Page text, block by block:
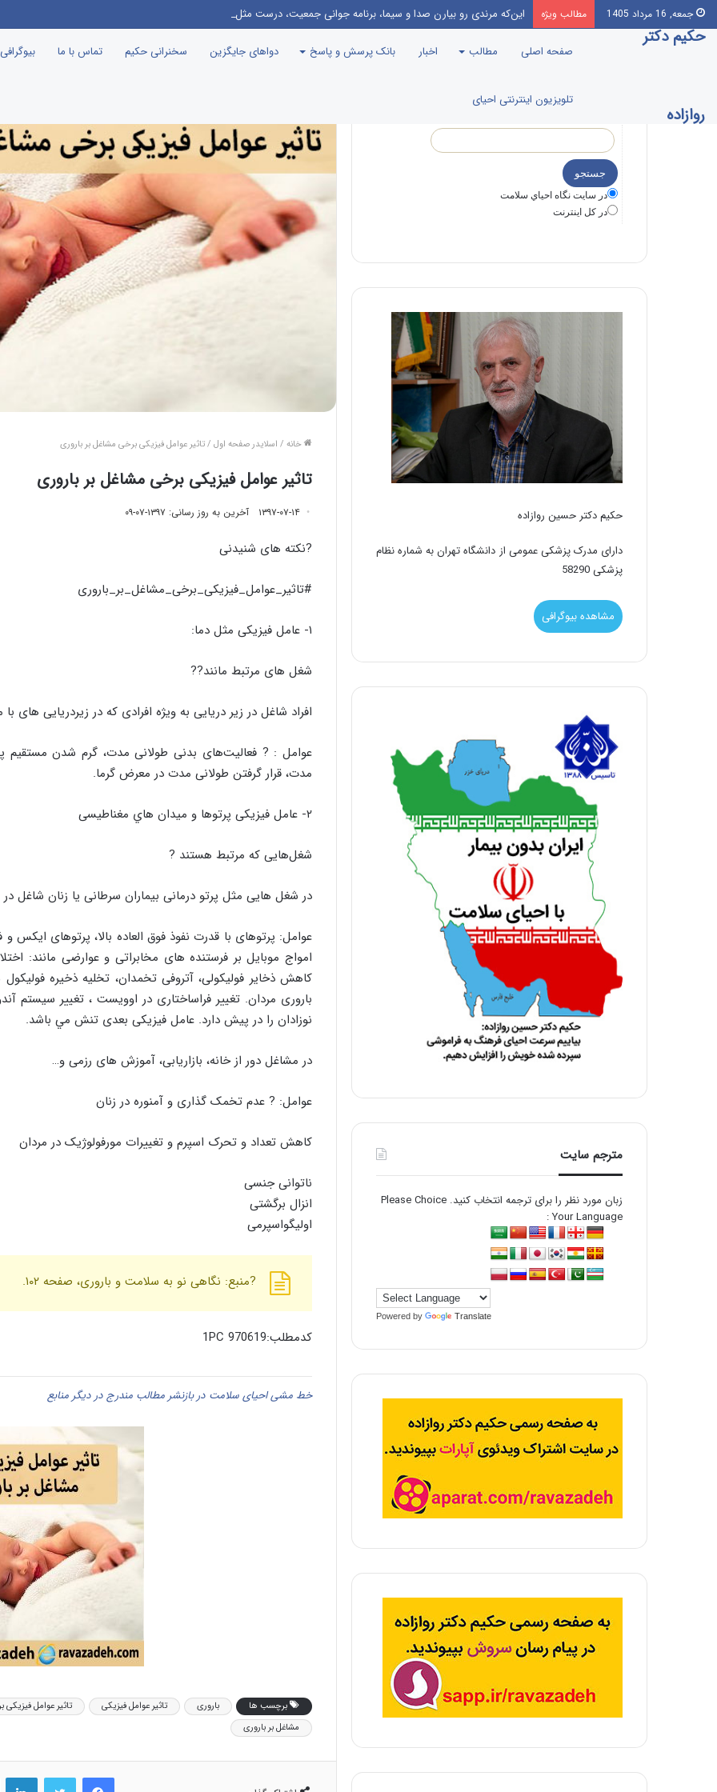
جمعه, 16 مرداد 1405 مطالب ویژه این‌که مرندی رو بیارن صدا‌ و سیما، برنامه جوانی جمعیت، درست مثل این می‌مونه که صدام رو دعوت کنن راهیان نور!
حکیم دکتر
روازاده
صفحه اصلی مطالب اخبار بانک پرسش و پاسخ دواهای جایگزین سخنرانی حکیم تماس با ما
تلویزیون اینترنتی احیای
خانه / اسلایدر صفحه اول /تاثیر عوامل فیزیکی برخی مشاغل بر باروری
تاثیر عوامل فیزیکی برخی مشاغل بر باروری
۱۳۹۷-۰۷-۱۴ آخرین به روز رسانی: ۱۳۹۷-۰۷-۰۹
?نکته های شنیدنی
#تاثیر_عوامل_فیزیکی_برخی_مشاغل_بر_باروری
١- عامل فیزیکی مثل دما:
شغل های مرتبط مانند??
افراد شاغل در زیر دریایی به ویژه افرادی که در زیردریایی های
عوامل : ? فعالیت‌های بدنی طولانی مدت، گرم شدن
مدت، قرار گرفتن طولانی مدت در معرض گرما.
۲- عامل فیزیکی پرتوها و میدان هاي مغناطیسی
شغل‌هایی که مرتبط هستند ?
در شغل هایی مثل پرتو درمانی بیماران سرطانی یا زنان شاغل در
عوامل: پرتوهای با قدرت نفوذ فوق العاده بالا، پرتوهای ایکس
امواج موبایل بر فرستنده های مخابراتی و عوارضی مانند:
کاهش ذخایر فولیکولی، آتروفی تخمدان، تخلیه ذخیره فولیکول
باروری مردان. تغییر فراساختاری در اوویست ، تغییر
نوزادان را در پیش دارد. عامل فیزیکی بعدی تنش مي باشد.
در مشاغل دور از خانه، بازاریابی، آموزش های رزمی و…
عوامل: ? عدم تخمک گذاری و آمنوره در زنان
کاهش تعداد و تحرک اسپرم و تغییرات مورفولوژیک در مردان
ناتوانی جنسی
انزال برگشتی
اولیگواسپرمی
?منبع: نگاهی نو به سلامت و باروری، صفحه ۱۰۲.
کدمطلب:970619 1PC
خط مشی احیای سلامت در بازنشر مطالب مندرج در دیگر منابع
برچسب ها باروری تاثیر عوامل فیزیکی تاثیر عوامل فیزیکی
مشاغل بر باروری
فیس بوک
در سايت نگاه احياي سلامت
در كل اينترنت
حکیم دکتر حسین روازاده
دارای مدرک پزشکی عمومی از دانشگاه تهران به شماره نظام
پزشکی 58290
مشاهده بیوگرافی
مترجم سایت
زبان مورد نظر را برای ترجمه انتخاب کنید. Please Choice
Your Language :
Powered by Translate